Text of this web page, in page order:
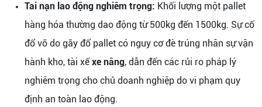
Tai nạn lao động nghiêm trọng: Khối lượng một pallet
hàng hóa thường dao động từ 500kg đến 1500kg. Sự cố
đổ vỡ do gãy đổ pallet có nguy cơ đè trúng nhân sự vận
hành kho, tài xếxe nâng, dẫn đến các rủi ro pháp lý
nghiêm trọng cho chủ doanh nghiệp do vi phạm quy
định an toàn lao động.